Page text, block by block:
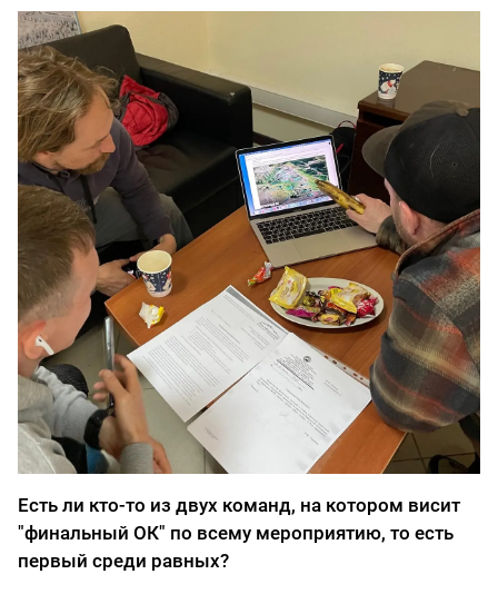
Есть ли кто-то из двух команд, на котором висит
"финальный ОК" по всему мероприятию, то есть
первый среди равных?